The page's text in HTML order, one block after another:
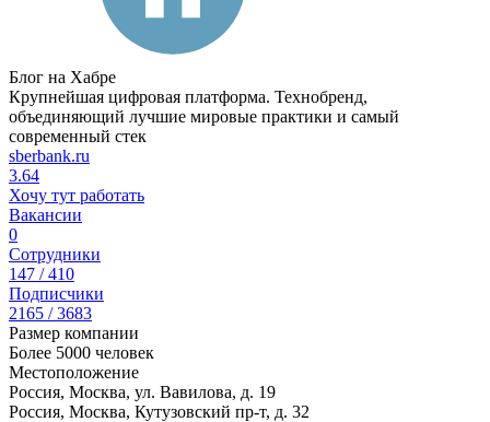
Блог на Хабре
Крупнейшая цифровая платформа. Технобренд,
объединяющий лучшие мировые практики и самый
современный стек
sberbank.ru
3.64
Хочу тут работать
Вакансии
0
Сотрудники
147 / 410
Подписчики
2165 / 3683
Размер компании
Более 5000 человек
Местоположение
Россия, Москва, ул. Вавилова, д. 19
Россия, Москва, Кутузовский пр-т, д. 32